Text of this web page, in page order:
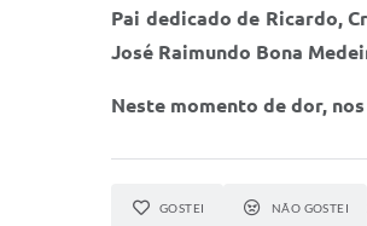
Pai dedicado de Ricardo,
José Raimundo Bona
Neste momento de dor,
GOSTEI NÃO GOSTEI